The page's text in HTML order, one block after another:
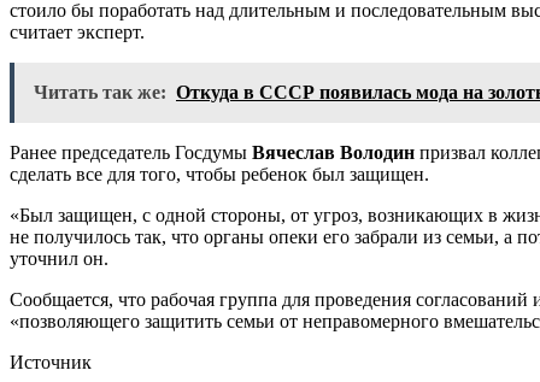
стоило бы поработать над длительным и последовательным
считает эксперт.
Читать так же: Откуда в СССР появилась мода на
Ранее председатель Госдумы Вячеслав Володин призвал
сделать все для того, чтобы ребенок был защищен.
«Был защищен, с одной стороны, от угроз, возникающих в
не получилось так, что органы опеки его забрали из семьи, а
уточнил он.
Сообщается, что рабочая группа для проведения согласований
«позволяющего защитить семьи от неправомерного
Источник